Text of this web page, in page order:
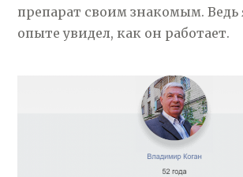
препарат своим знакомым. Ведь
опыте увидел, как он работает.